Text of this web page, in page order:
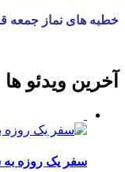
خطبه‌ های نماز جمعه
آخرین ویدئو ها
سفر یک روزه به